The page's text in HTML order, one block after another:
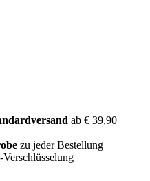
ab € 39,90
zu jeder Bestellung